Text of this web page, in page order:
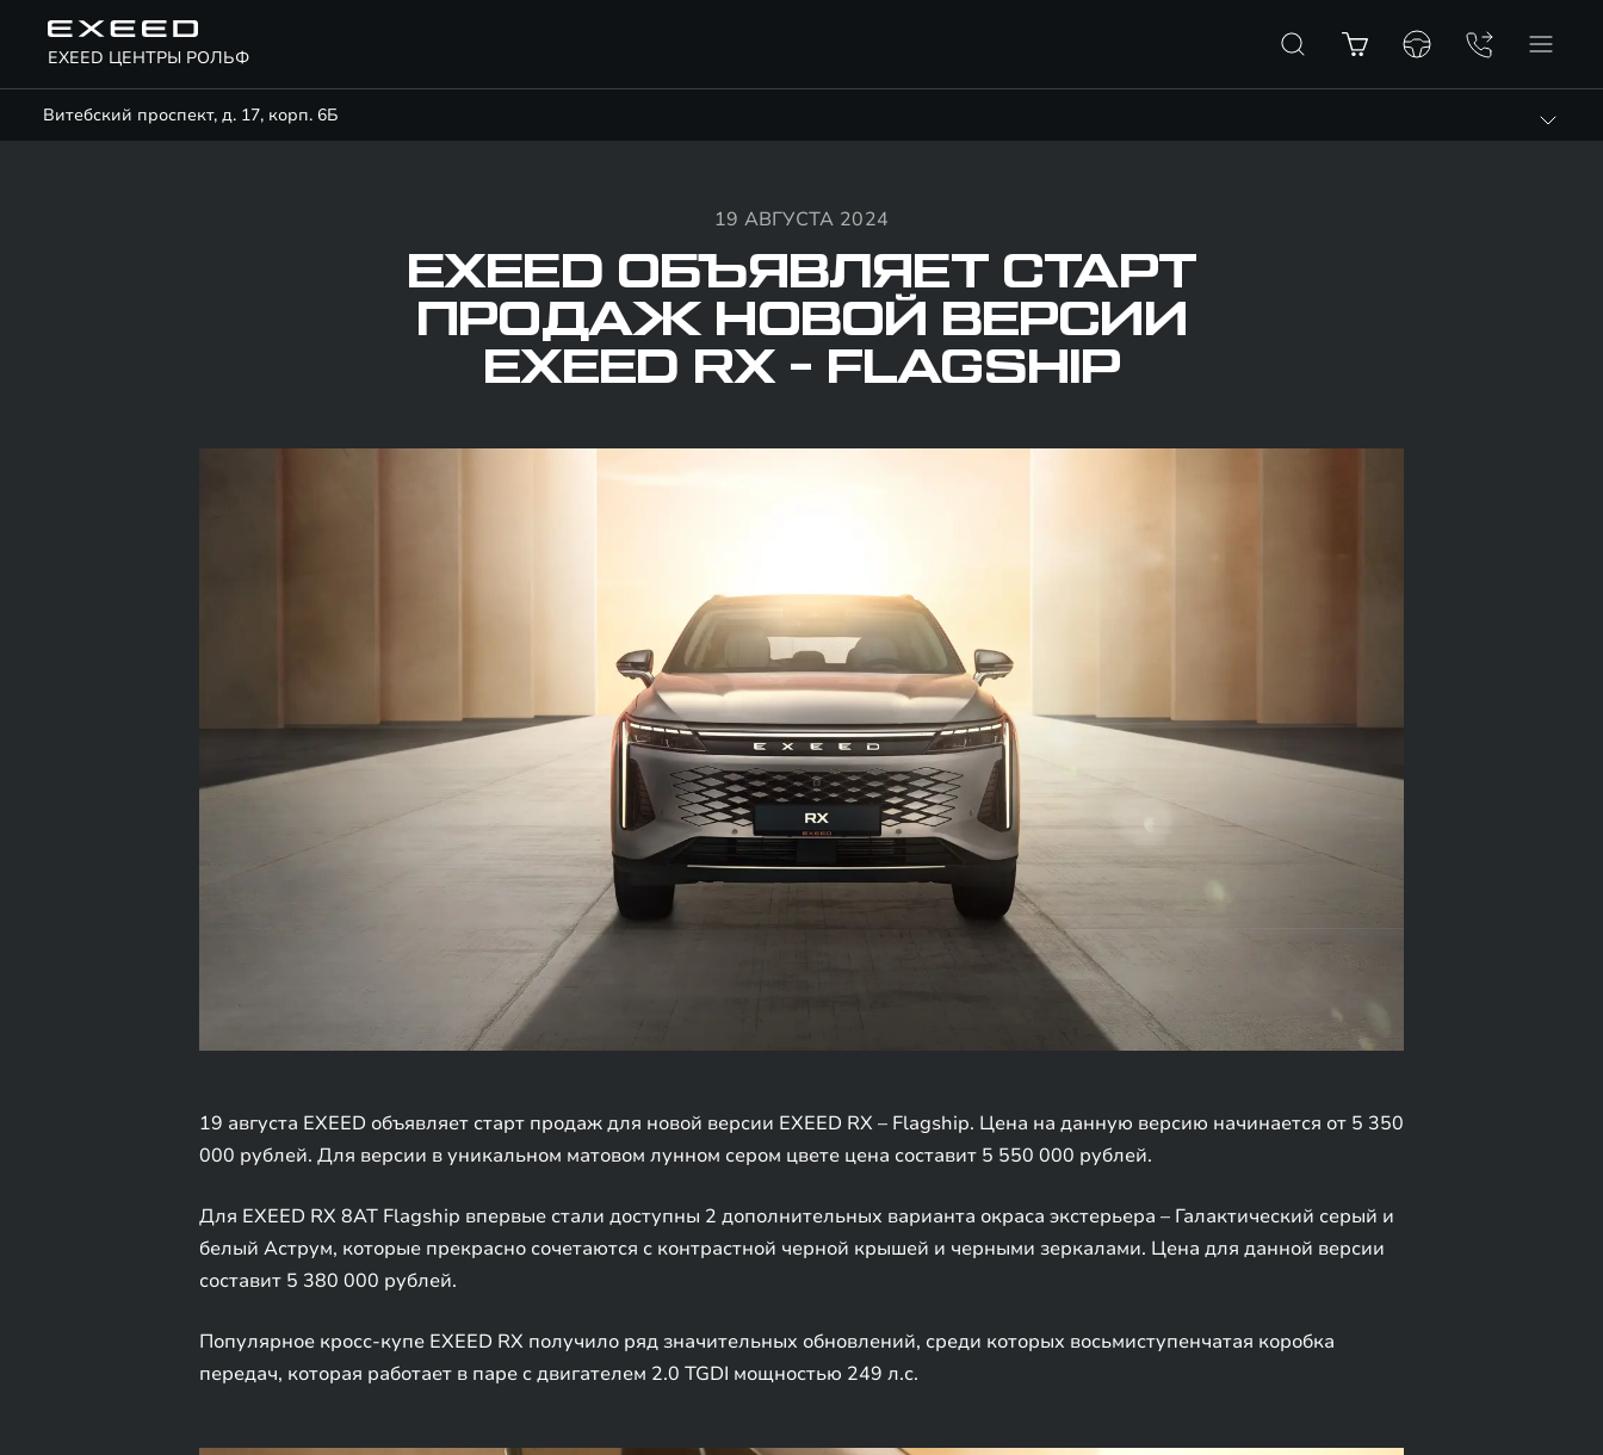
EXEED ЦЕНТРЫ РОЛЬФ
Витебский проспект, д. 17, корп. 6Б
19 АВГУСТА 2024
EXEED ОБЪЯВЛЯЕТ СТАРТ
ПРОДАЖ НОВОЙ ВЕРСИИ
EXEED RX - FLAGSHIP
19 августа EXEED объявляет старт продаж для новой версии EXEED RX – Flagship. Цена на данную версию начинается от 5 350
000 рублей. Для версии в уникальном матовом лунном сером цвете цена составит 5 550 000 рублей.
Для EXEED RX 8AT Flagship впервые стали доступны 2 дополнительных варианта окраса экстерьера – Галактический серый и
белый Аструм, которые прекрасно сочетаются с контрастной черной крышей и черными зеркалами. Цена для данной версии
составит 5 380 000 рублей.
Популярное кросс-купе EXEED RX получило ряд значительных обновлений, среди которых восьмиступенчатая коробка
передач, которая работает в паре c двигателем 2.0 TGDI мощностью 249 л.с.